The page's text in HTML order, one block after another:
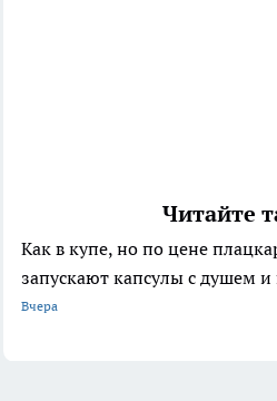
Читайте
Как в купе, но по цене
запускают капсулы с душем
Вчера